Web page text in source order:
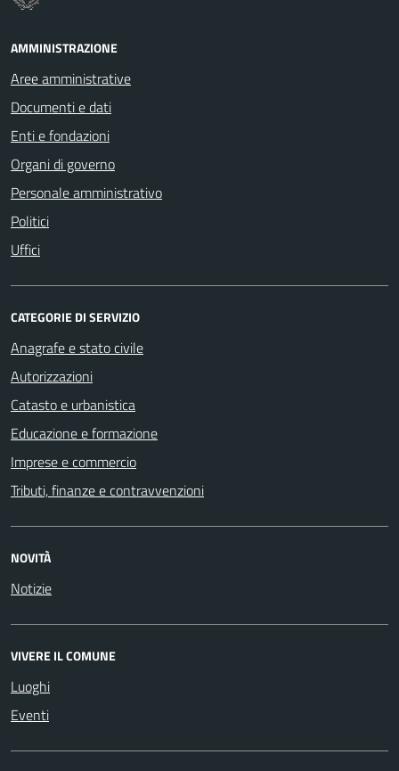
AMMINISTRAZIONE
Aree amministrative
Documenti e dati
Enti e fondazioni
Organi di governo
Personale amministrativo
Politici
Uffici
CATEGORIE DI SERVIZIO
Anagrafe e stato civile
Autorizzazioni
Catasto e urbanistica
Educazione e formazione
Imprese e commercio
Tributi, finanze e contravvenzioni
NOVITÀ
Notizie
VIVERE IL COMUNE
Luoghi
Eventi